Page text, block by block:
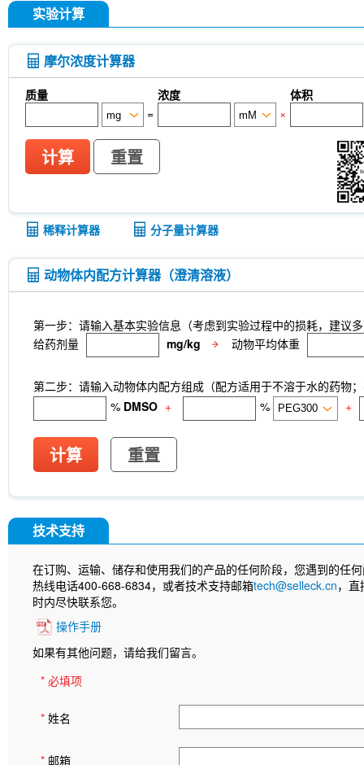
D-Fructose-1,6-diphosphate trisodium salt
DHA (Docosahexaenoic Acid)
AGI 1067
CTX-0294885
P7C3-A20 IPTG
PZ-2891
monophosphate
Thioacetamide
N-butyl-N-(4-hydroxybutyl)
Skimmianine
Achyranthes bidentata root Extract
MRTX0902
cellulose (Viscosity:100000mPa.s)
Ovalbumin
Samrotamab (Anti-LRRC15 / LIB)
Anti-DKK1
Sortilin / SORT1)
Anti-mouse Ly6G/Ly6C (Gr-
Anti-rat Kappa Immunoglobulin Light Chain-
p27
[J23P13]
Cytokeratin 17 Antibody (Rabbit
[A17G4]
NDUFB8 Antibody (Rabbit mAb)
mAb) [G24G18]
X5050
ITCH Antibody
Junctional Adhesion Molecule 1/JAM-A
mAb) [E19P8]
COUP-TFII Antibody (Rabbit
[N13F4]
dTRIM24 A-484954 Rupintrivir
CTR1 Antibody (Rabbit mAb) [A18L7]
FITC
Netrin 1 Antibody (Rabbit mAb) [B4C16]
实验计算
摩尔浓度计算器
质量 浓度
体积
=
×
计算 重置
稀释计算器 分子量计算器
动物体内配方计算器（澄清溶液）
第一步：请输入基本实验信息（考虑到实验过程中的损耗，建议
给药剂量
mg/kg 动物平均体重
第二步：请输入动物体内配方组成（配方适用于不溶于水的药物
% DMSO + % +
计算 重置
技术支持
在订购、运输、储存和使用我们的产品的任何阶段，您遇到的任
热线电话400-668-6834，或者技术支持邮箱tech@selleck.cn，
时内尽快联系您。
操作手册
如果有其他问题，请给我们留言。
* 必填项
* 姓名
* 邮箱